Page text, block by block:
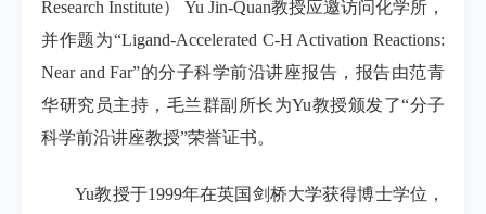
Research Institute） Yu Jin-Quan教授应邀访问化学所，
并作题为“Ligand-Accelerated C-H Activation Reactions:
Near and Far”的分子科学前沿讲座报告，报告由范青
华研究员主持，毛兰群副所长为Yu教授颁发了“分子
科学前沿讲座教授”荣誉证书。
Yu教授于1999年在英国剑桥大学获得博士学位，